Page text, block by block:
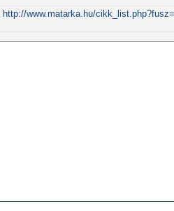
http://www.matarka.hu/